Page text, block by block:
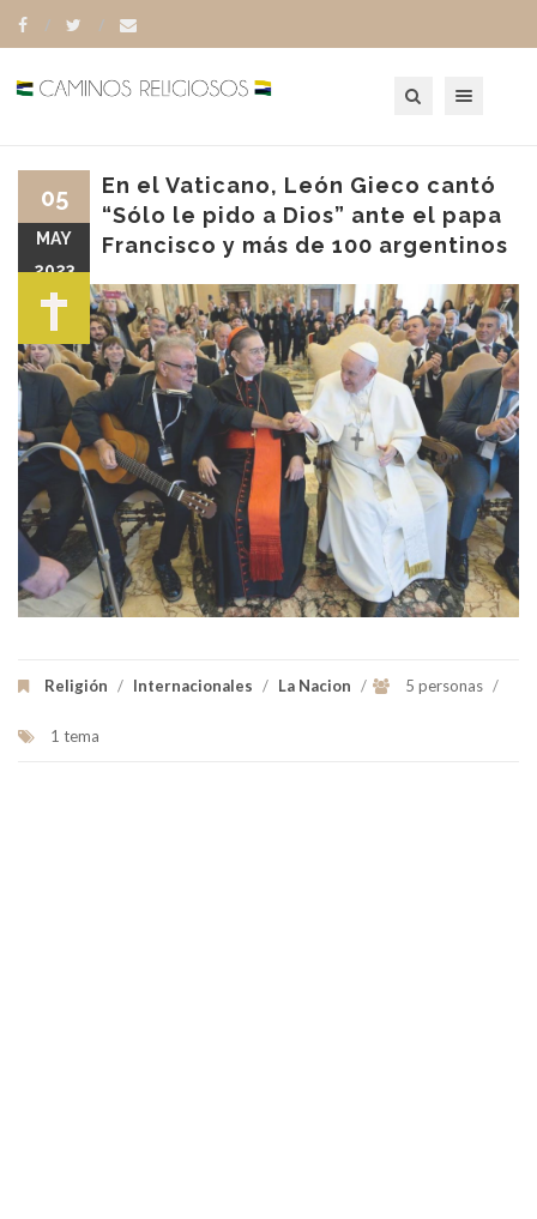
En el Vaticano, León Gieco cantó
“Sólo le pido a Dios” ante el papa
Francisco y más de 100 argentinos
Religión / Internacionales / La Nacion / 5 personas /
1 tema
05
MAY
2023